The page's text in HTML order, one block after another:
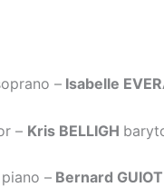
– Isabelle
– Kris BELLIGH
piano – Bernard GUIOT